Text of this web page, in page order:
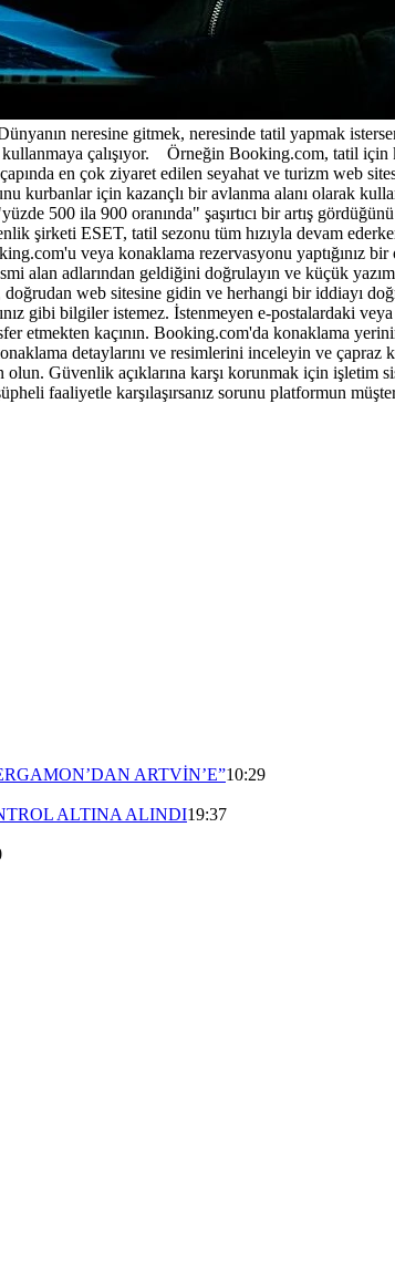
neresine gitmek, neresinde tatil yapmak
çalışıyor. Örneğin Booking.com, tatil için
en çok ziyaret edilen seyahat ve turizm web
kurbanlar için kazançlı bir avlanma alanı olarak
500 ila 900 oranında" şaşırtıcı bir artış
şirketi ESET, tatil sezonu tüm hızıyla devam
veya konaklama rezervasyonu yaptığınız
alan adlarından geldiğini doğrulayın ve küçük
web sitesine gidin ve herhangi bir iddiayı
gibi bilgiler istemez. İstenmeyen e-postalardaki
etmekten kaçının. Booking.com'da konaklama
detaylarını ve resimlerini inceleyin ve
Güvenlik açıklarına karşı korunmak için işletim
faaliyetle karşılaşırsanız sorunu platformun
ARTVİN’E”10:29
ALTINA ALINDI19:37